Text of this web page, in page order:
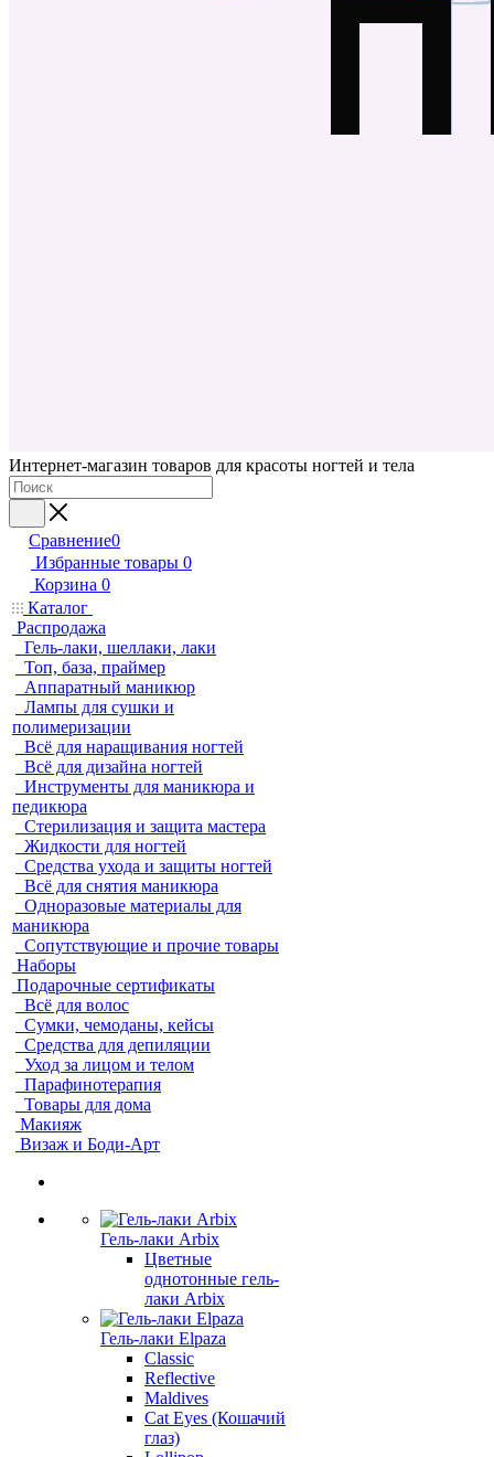
Интернет-магазин товаров для красоты ногтей и тела
Сравнение0
Избранные товары 0
Корзина 0
Каталог
Распродажа
Гель-лаки, шеллаки, лаки
Топ, база, праймер
Аппаратный маникюр
Лампы для сушки и
полимеризации
Всё для наращивания ногтей
Всё для дизайна ногтей
Инструменты для маникюра и
педикюра
Стерилизация и защита мастера
Жидкости для ногтей
Средства ухода и защиты ногтей
Всё для снятия маникюра
Одноразовые материалы для
маникюра
Сопутствующие и прочие товары
Наборы
Подарочные сертификаты
Всё для волос
Сумки, чемоданы, кейсы
Средства для депиляции
Уход за лицом и телом
Парафинотерапия
Товары для дома
Макияж
Визаж и Боди-Арт
Гель-лаки Arbix
Цветные
однотонные гель-
лаки Arbix
Гель-лаки Elpaza
Classic
Reflective
Maldives
Cat Eyes (Кошачий
глаз)